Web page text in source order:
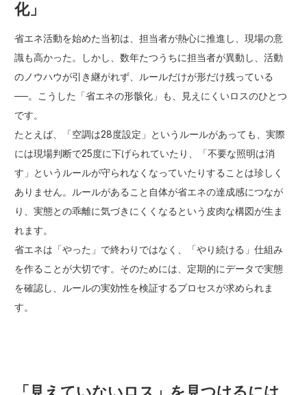
化」
省エネ活動を始めた当初は、担当者が熱心に推進し、現場の意
識も高かった。しかし、数年たつうちに担当者が異動し、活動
のノウハウが引き継がれず、ルールだけが形だけ残っている
──。こうした「省エネの形骸化」も、見えにくいロスのひとつ
です。
たとえば、「空調は28度設定」というルールがあっても、実際
には現場判断で25度に下げられていたり、「不要な照明は消
す」というルールが守られなくなっていたりすることは珍しく
ありません。ルールがあること自体が省エネの達成感につなが
り、実態との乖離に気づきにくくなるという皮肉な構図が生ま
れます。
省エネは「やった」で終わりではなく、「やり続ける」仕組み
を作ることが大切です。そのためには、定期的にデータで実態
を確認し、ルールの実効性を検証するプロセスが求められま
す。
「見えていないロス」を見つけるには